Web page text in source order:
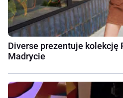
Diverse prezentuje kolekcję
Madrycie